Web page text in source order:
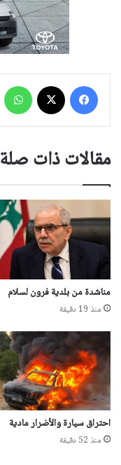
فيسبوك
مقالات ذات صلة
مناشدة من بلدية فرون لسلام
منذ 19 دقيقة
احتراق سيارة والأضرار مادية
منذ 52 دقيقة